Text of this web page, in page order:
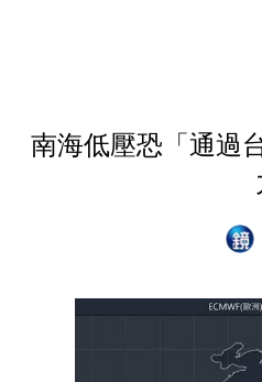
南海低壓恐「通